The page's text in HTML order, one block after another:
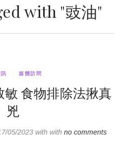
with "豉油"
媒體訪問
食物排除法揪真
兇
05/2023 with with no comments